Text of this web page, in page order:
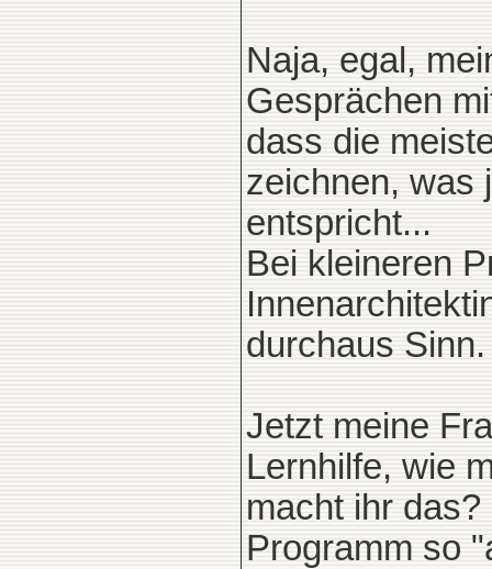
Naja, egal,
Gesprächen
dass die
zeichnen, was
entspricht...
Bei kleineren
durchaus Sinn.
Jetzt meine
Lernhilfe, wie
macht ihr
Programm so